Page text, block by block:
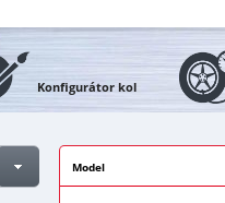
Konfigurátor kol
Model